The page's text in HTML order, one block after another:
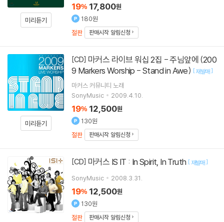
미리듣기
19% 17,800원
180원
절판
판매시작 알림신청
미리듣기
[CD]
9 Markers Worship - Stand in Awe) [재발매]
마커스 커뮤니티 노래
SonyMusic
2009.4.10.
19% 12,500원
130원
절판
판매시작 알림신청
[CD] 마커스 IS IT : In Spirit, In Truth [ 재발매]
SonyMusic 2008.3.31.
19% 12,500원
130원
절판
판매시작 알림신청